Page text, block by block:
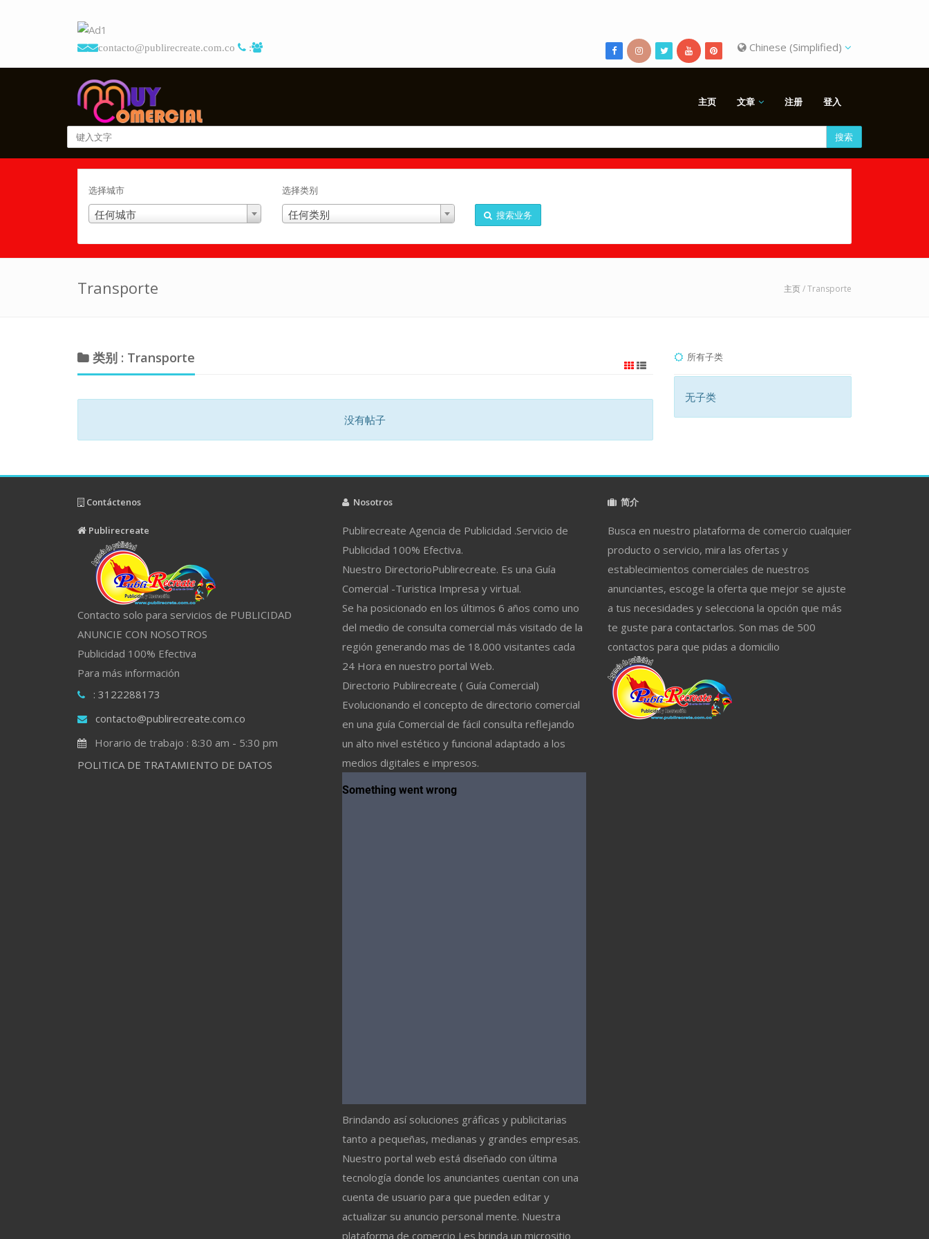
contacto@publirecreate.com.co : Chinese (Simplified)
主页 文章 注册 登入
搜索
选择城市
任何城市
选择类别
任何类别 搜索业务
Transporte 主页/ Transporte
类别 : Transporte
没有帖子
所有子类
无子类
Contáctenos
Publirecreate
Contacto solo para servicios de PUBLICIDAD
ANUNCIE CON NOSOTROS
Publicidad 100% Efectiva
Para más información
: 3122288173
contacto@publirecreate.com.co
Horario de trabajo : 8:30 am - 5:30 pm
POLITICA DE TRATAMIENTO DE DATOS
Nosotros
Publirecreate Agencia de Publicidad .Servicio de
Publicidad 100% Efectiva.
Nuestro DirectorioPublirecreate. Es una Guía
Comercial -Turistica Impresa y virtual.
Se ha posicionado en los últimos 6 años como uno
del medio de consulta comercial más visitado de la
región generando mas de 18.000 visitantes cada
24 Hora en nuestro portal Web.
Directorio Publirecreate ( Guía Comercial)
Evolucionando el concepto de directorio comercial
en una guía Comercial de fácil consulta reflejando
un alto nivel estético y funcional adaptado a los
medios digitales e impresos.
Brindando así soluciones gráficas y publicitarias
tanto a pequeñas, medianas y grandes empresas.
Nuestro portal web está diseñado con última
tecnología donde los anunciantes cuentan con una
cuenta de usuario para que pueden editar y
actualizar su anuncio personal mente. Nuestra
plataforma de comercio Les brinda un micrositio
简介
Busca en nuestro plataforma de comercio cualquier
producto o servicio, mira las ofertas y
establecimientos comerciales de nuestros
anunciantes, escoge la oferta que mejor se ajuste
a tus necesidades y selecciona la opción que más
te guste para contactarlos. Son mas de 500
contactos para que pidas a domicilio